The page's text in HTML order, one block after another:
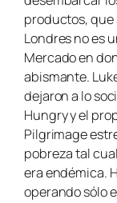
productos, que
Londres no es
Mercado en
abismante.
dejaron a lo
Hungryy el
Pilgrimage
pobreza tal
era endémica.
operando sólo